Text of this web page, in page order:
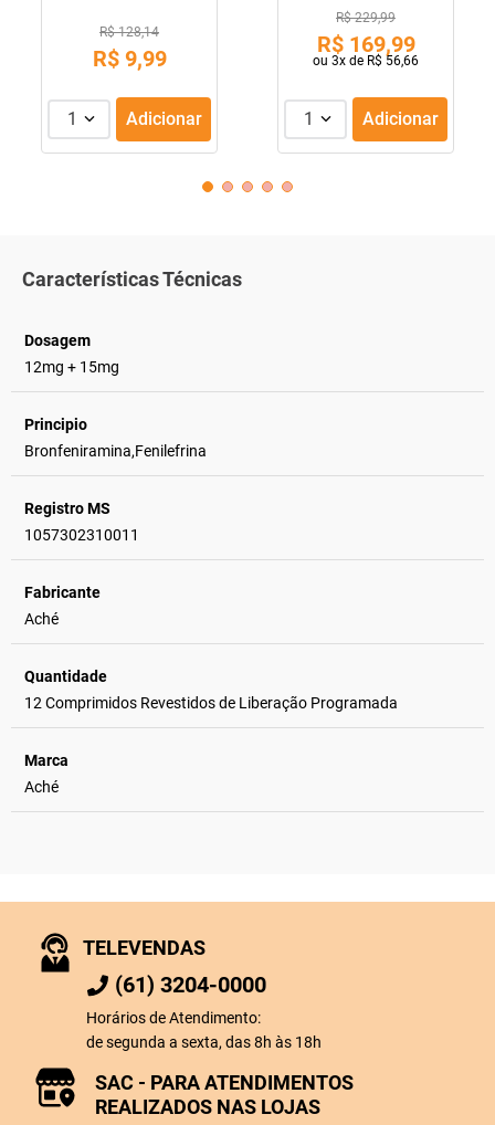
R$ 128,14
R$ 9,99
1 Adicionar
R$ 229,99
R$ 169,99
ou 3x de R$ 56,66
1 Adicionar
Características Técnicas
Dosagem
12mg + 15mg
Principio
Bronfeniramina,Fenilefrina
Registro MS
1057302310011
Fabricante
Aché
Quantidade
12 Comprimidos Revestidos de Liberação Programada
Marca
Aché
TELEVENDAS
(61) 3204-0000
Horários de Atendimento:
de segunda a sexta, das 8h às 18h
SAC - PARA ATENDIMENTOS
REALIZADOS NAS LOJAS